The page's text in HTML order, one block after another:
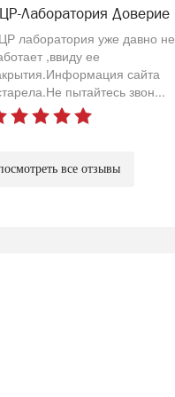
Лаборатория Доверие
лаборатория уже давно не
,ввиду ее
сайта
пытайтесь звон...
все отзывы